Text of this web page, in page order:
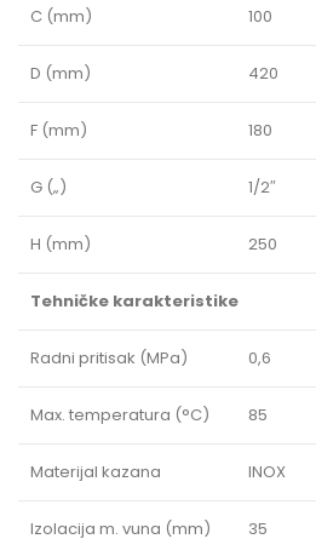
C (mm) 100
D (mm) 420
F (mm) 180
G („) 1/2″
H (mm) 250
Tehničke karakteristike
Radni pritisak (MPa) 0,6
Max. temperatura (°C) 85
Materijal kazana INOX
Izolacija m. vuna (mm) 35